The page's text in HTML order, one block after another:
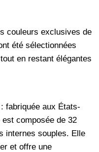
couleurs exclusives de
été sélectionnées
en restant élégantes
: fabriquée aux États-
composée de 32
internes souples. Elle
et offre une